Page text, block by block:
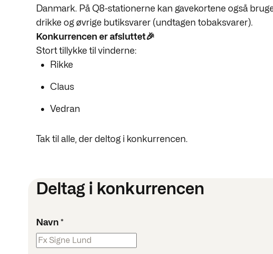
Danmark. På Q8-stationerne kan gavekortene også
drikke og øvrige butiksvarer (undtagen tobaksvarer).
Konkurrencen er afsluttet🎉
Stort tillykke til vinderne:
Rikke
Claus
Vedran
Tak til alle, der deltog i konkurrencen.
Deltag i konkurrencen
Navn*